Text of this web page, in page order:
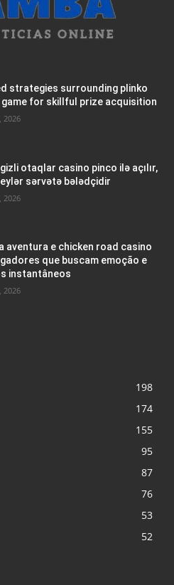
strategies surrounding plinko
game for skillful prize acquisition
2026
otaqlar casino pinco ilə açılır,
sərvətə bələdçidir
2026
aventura e chicken road casino
que buscam emoção e
instantâneos
2026
198
174
155
95
87
76
53
52